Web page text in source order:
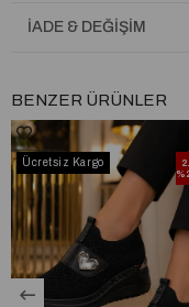
Tam Kalıptır.
İADE & DEĞIŞIM
BENZER ÜRÜNLER
Ücretsiz Kargo